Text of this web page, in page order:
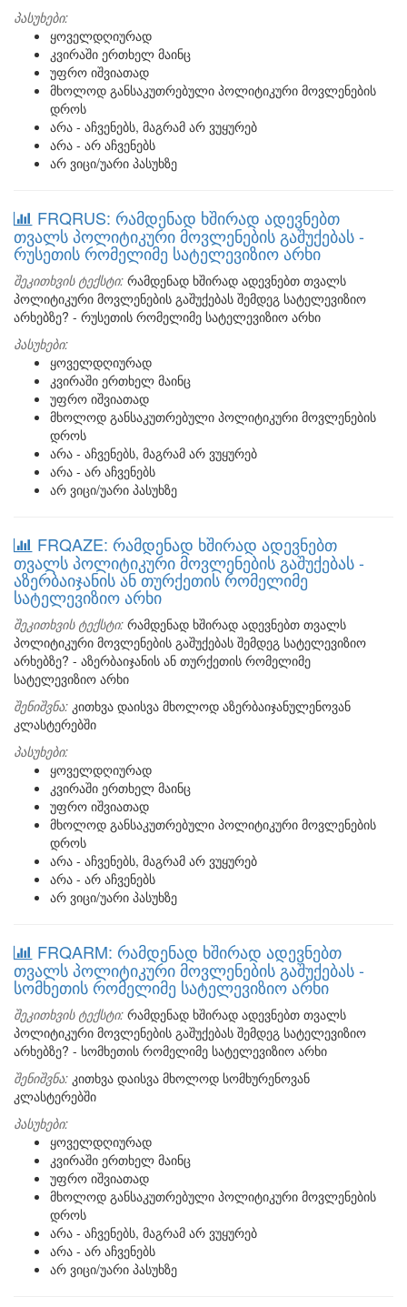
პასუხები:
ყოველდღიურად
კვირაში ერთხელ მაინც
უფრო იშვიათად
მხოლოდ განსაკუთრებული პოლიტიკური მოვლენების
დროს
არა - აჩვენებს, მაგრამ არ ვუყურებ
არა - არ აჩვენებს
არ ვიცი/უარი პასუხზე
FRQRUS: რამდენად ხშირად ადევნებთ
თვალს პოლიტიკური მოვლენების გაშუქებას -
რუსეთის რომელიმე სატელევიზიო არხი
შეკითხვის ტექსტი: რამდენად ხშირად ადევნებთ თვალს
პოლიტიკური მოვლენების გაშუქებას შემდეგ სატელევიზიო
არხებზე? - რუსეთის რომელიმე სატელევიზიო არხი
პასუხები:
ყოველდღიურად
კვირაში ერთხელ მაინც
უფრო იშვიათად
მხოლოდ განსაკუთრებული პოლიტიკური მოვლენების
დროს
არა - აჩვენებს, მაგრამ არ ვუყურებ
არა - არ აჩვენებს
არ ვიცი/უარი პასუხზე
FRQAZE: რამდენად ხშირად ადევნებთ
თვალს პოლიტიკური მოვლენების გაშუქებას -
აზერბაიჯანის ან თურქეთის რომელიმე
სატელევიზიო არხი
შეკითხვის ტექსტი: რამდენად ხშირად ადევნებთ თვალს
პოლიტიკური მოვლენების გაშუქებას შემდეგ სატელევიზიო
არხებზე? - აზერბაიჯანის ან თურქეთის რომელიმე
სატელევიზიო არხი
შენიშვნა: კითხვა დაისვა მხოლოდ აზერბაიჯანულენოვან
კლასტერებში
პასუხები:
ყოველდღიურად
კვირაში ერთხელ მაინც
უფრო იშვიათად
მხოლოდ განსაკუთრებული პოლიტიკური მოვლენების
დროს
არა - აჩვენებს, მაგრამ არ ვუყურებ
არა - არ აჩვენებს
არ ვიცი/უარი პასუხზე
FRQARM: რამდენად ხშირად ადევნებთ
თვალს პოლიტიკური მოვლენების გაშუქებას -
სომხეთის რომელიმე სატელევიზიო არხი
შეკითხვის ტექსტი: რამდენად ხშირად ადევნებთ თვალს
პოლიტიკური მოვლენების გაშუქებას შემდეგ სატელევიზიო
არხებზე? - სომხეთის რომელიმე სატელევიზიო არხი
შენიშვნა: კითხვა დაისვა მხოლოდ სომხურენოვან
კლასტერებში
პასუხები:
ყოველდღიურად
კვირაში ერთხელ მაინც
უფრო იშვიათად
მხოლოდ განსაკუთრებული პოლიტიკური მოვლენების
დროს
არა - აჩვენებს, მაგრამ არ ვუყურებ
არა - არ აჩვენებს
არ ვიცი/უარი პასუხზე